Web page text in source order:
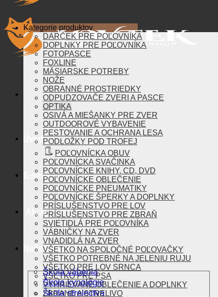
Úvod
E-shop
Akcie
Naše aktivity
Škola vábenia
Škola kynológie
Škola strelectva
Kategorie produktov
DARČEK PRE POĽOVNÍKA
DOPLNKY PRE POĽOVNÍKA
FOTOPASCE
FOXLINE
MÄSIARSKE POTREBY
NOŽE
OBRANNÉ PROSTRIEDKY
ODPUDZOVAČE ZVERI A PASCE
OPTIKA
OSIVÁ A MIEŠANKY PRE ZVER
OUTDOOROVÉ VYBAVENIE
PESTOVANIE A OCHRANA LESA
PODLOŽKY POD TROFEJ
POĽOVNÍCKA OBUV
POĽOVNÍCKA SVAČINKA
POĽOVNÍCKE KNIHY, CD, DVD
POĽOVNÍCKE OBLEČENIE
POĽOVNÍCKE PNEUMATIKY
POĽOVNÍCKE ŠPERKY A DOPLNKY
PRÍSLUŠENSTVO PRE LOV
PRÍSLUŠENSTVO PRE ZBRAŇ
SVIETIDLÁ PRE POĽOVNÍKA
VÁBNIČKY NA ZVER
VNADIDLÁ NA ZVER
VŠETKO NA SPOLOČNÉ POĽOVAČKY
VŠETKO POTREBNÉ NA JELENIU RUJU
VŠETKO PRE LOV SRNCA
VŠETKO PRE PSA
VYHRIEVANÉ OBLEČENIE A DOPLNKY
ZBRANE A STRELIVO